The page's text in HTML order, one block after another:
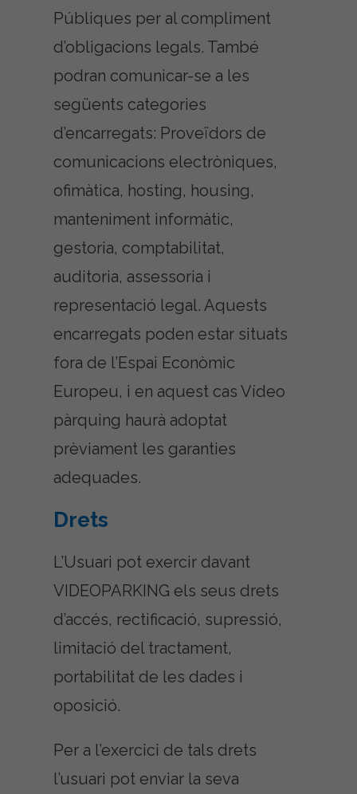
Públiques per al compliment
d’obligacions legals. També
podran comunicar-se a les
següents categories
d’encarregats: Proveïdors de
comunicacions electròniques,
ofimàtica, hosting, housing,
manteniment informàtic,
gestoria, comptabilitat,
auditoria, assessoria i
representació legal. Aquests
encarregats poden estar situats
fora de l’Espai Econòmic
Europeu, i en aquest cas Vídeo
pàrquing haurà adoptat
prèviament les garanties
adequades.
Drets
L’Usuari pot exercir davant
VIDEOPARKING els seus drets
d’accés, rectificació, supressió,
limitació del tractament,
portabilitat de les dades i
oposició.
Per a l’exercici de tals drets
l’usuari pot enviar la seva